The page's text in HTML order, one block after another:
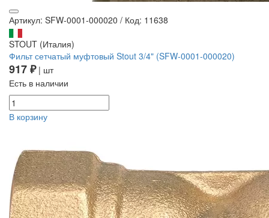
Артикул: SFW-0001-000020 / Код: 11638
STOUT (Италия)
Фильт сетчатый муфтовый Stout 3/4" (SFW-0001-000020)
917 ₽| шт
Есть в наличии
В корзину